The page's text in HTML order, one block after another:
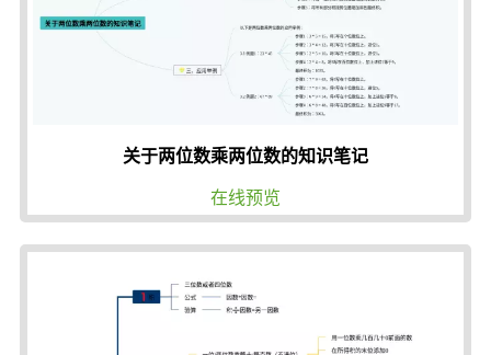
关于两位数乘两位数的知识笔记
在线预览